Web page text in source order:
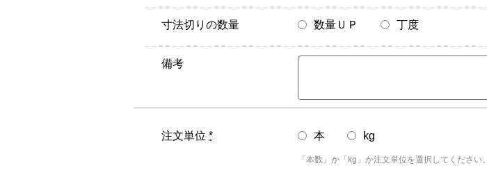
寸法切りの数量 数量ＵＰ 丁度
備考
注文単位 * 本 kg
「本数」か「kg」か注文単位を選択してください。